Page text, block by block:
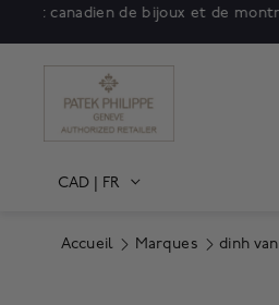
CAD | FR
Accueil Marques dinh van